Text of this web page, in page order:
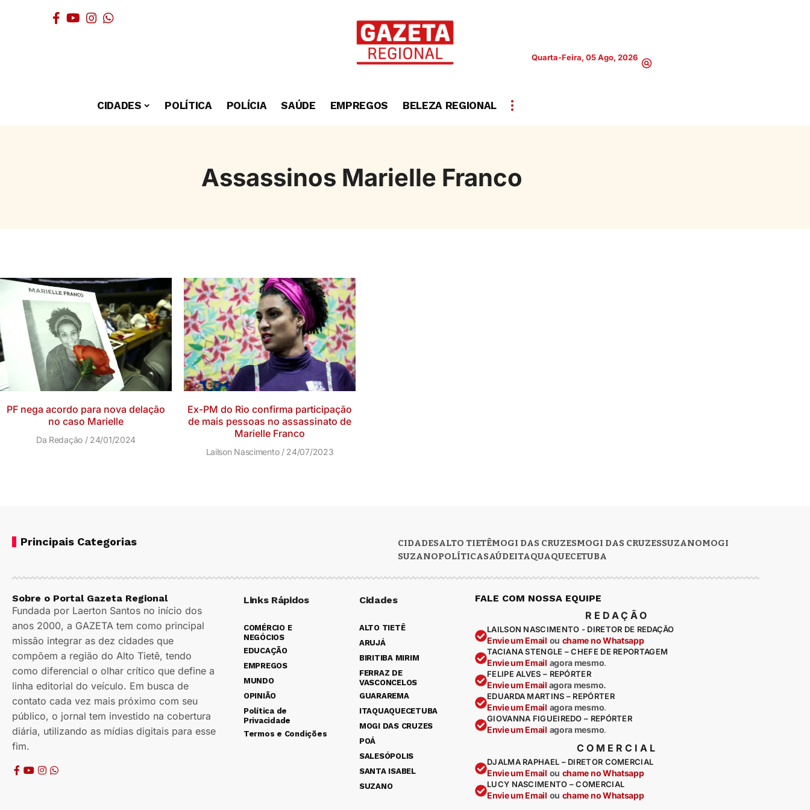
Quarta-Feira, 05 Ago, 2026
CIDADES POLÍTICA POLÍCIA SAÚDE EMPREGOS BELEZA REGIONAL
Assassinos Marielle Franco
PF nega acordo para nova delação
no caso Marielle
Da Redação 24/01/2024
Ex-PM do Rio confirma participação
de mais pessoas no assassinato de
Marielle Franco
Lailson Nascimento 24/07/2023
Principais Categorias CIDADESALTO TIETÊMOGI DAS CRUZESMOGI DAS CRUZESSUZANOMOGI
SUZANOPOLÍTICASAÚDEITAQUAQUECETUBA
Sobre o Portal Gazeta Regional
Fundada por Laerton Santos no início dos
anos 2000, a GAZETA tem como principal
missão integrar as dez cidades que
compõem a região do Alto Tietê, tendo
como diferencial o olhar crítico que define a
linha editorial do veículo. Em busca de
contato cada vez mais próximo com seu
público, o jornal tem investido na cobertura
diária, utilizando as mídias digitais para esse
fim.
Links Rápidos
COMÉRCIO E
NEGÓCIOS
EDUCAÇÃO
EMPREGOS
MUNDO
OPINIÃO
Política de
Privacidade
Termos e Condições
Cidades
ALTO TIETÊ
ARUJÁ
BIRITIBA MIRIM
FERRAZ DE
VASCONCELOS
GUARAREMA
ITAQUAQUECETUBA
MOGI DAS CRUZES
POÁ
SALESÓPOLIS
SANTA ISABEL
SUZANO
FALE COM NOSSA EQUIPE
REDAÇÃO
LAILSON NASCIMENTO - DIRETOR DE REDAÇÃO
Envie um Email ou chame no Whatsapp
TACIANA STENGLE – CHEFE DE REPORTAGEM
Envie um Email agora mesmo.
FELIPE ALVES – REPÓRTER
Envie um Email agora mesmo.
EDUARDA MARTINS – REPÓRTER
Envie um Email agora mesmo.
GIOVANNA FIGUEIREDO – REPÓRTER
Envie um Email agora mesmo.
COMERCIAL
DJALMA RAPHAEL – DIRETOR COMERCIAL
Envie um Email ou chame no Whatsapp
LUCY NASCIMENTO – COMERCIAL
Envie um Email ou chame no Whatsapp